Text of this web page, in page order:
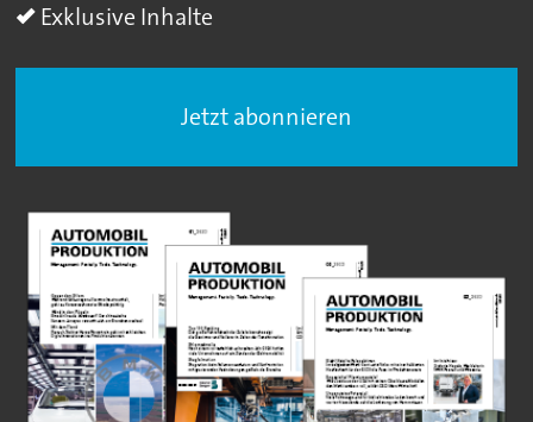
Exklusive Inhalte
Jetzt abonnieren